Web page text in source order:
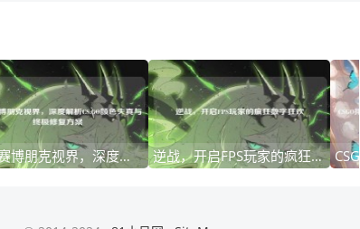
告别赛博朋克视界，深度解析CS:GO颜色失真与终极修复方案 逆战，开启FPS玩家的疯狂数字狂欢